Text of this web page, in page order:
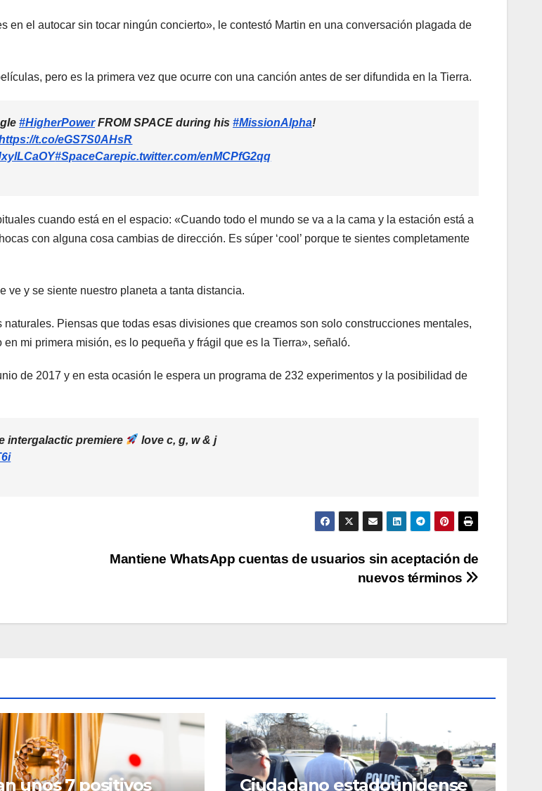
en el autocar sin tocar ningún concierto», le contestó Martin en una conversación plagada de
pero es la primera vez que ocurre con una canción antes de ser difundida en la Tierra.
#HigherPowerFROM SPACE during his #MissionAlpha!
t.co/eGS7S0AHsR
#SpaceCarepic.twitter.com/enMCPfG2qq
cuando está en el espacio: «Cuando todo el mundo se va a la cama y la estación está a
con alguna cosa cambias de dirección. Es súper ‘cool’ porque te sientes completamente
ve y se siente nuestro planeta a tanta distancia.
Piensas que todas esas divisiones que creamos son solo construcciones mentales,
mi primera misión, es lo pequeña y frágil que es la Tierra», señaló.
de 2017 y en esta ocasión le espera un programa de 232 experimentos y la posibilidad de
intergalactic premiere
love c, g, w & j
Mantiene WhatsApp cuentas de usuarios sin aceptación de
nuevos términos
unos 7 positivos Ciudadano estadounidense